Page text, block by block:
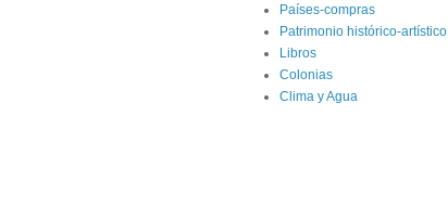
Países-compras
Patrimonio histórico-artístico
Libros
Colonias
Clima y Agua